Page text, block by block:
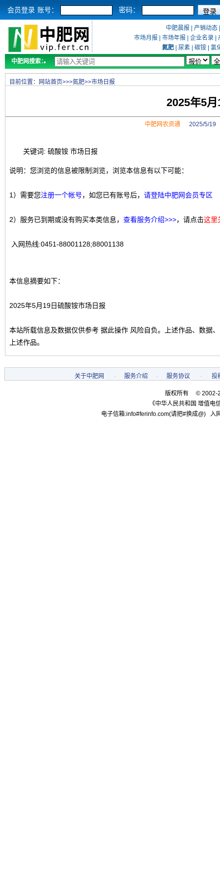
会员登录 账号： 密码：
中肥晨报 产销动态
市场月报
市场年报 企业名录
氮肥
尿素 碳铵
氯
中肥网搜索：
目前位置： 网站首页>>>氮肥>>市场日报
2025年5
中肥网农资通 2025/5/19
关键词: 硫酸铵 市场日报
说明：您浏览的信息被限制浏览，浏览本信息有以下可能：
1）需要您注册一个帐号，如您已有账号后， 请登陆中肥网会员专区
2）服务已到期或没有购买本类信息， 查看服务介绍>>>，请点击这里
入网热线:0451-88001128;88001138
本信息摘要如下：
2025年5月19日硫酸铵市场日报
本站所载信息及数据仅供参考 据此操作 风险自负。上述作品、数据
上述作品。
关于中肥网 - 服务介绍 - 服务协议 - 投
版权所有 © 2002-
《中华人民共和国 增值电
电子信箱:info#ferinfo.com(请把#换成@)